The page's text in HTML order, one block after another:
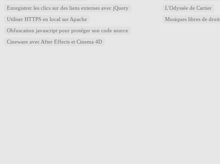
Enregistrer les clics sur des liens externes avec jQuery
Utiliser HTTPS en local sur Apache
Obfuscation javascript pour protéger son code source
Cineware avec After Effects et Cinema 4D
L'Odyssée de Cartier
Musiques libres de